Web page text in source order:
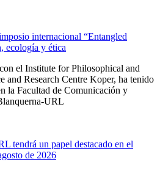
internacional “Entangled
ecología y ética
el Institute for Philosophical and
and Research Centre Koper, ha tenido
la Facultad de Comunicación y
URL
tendrá un papel destacado en el
de 2026